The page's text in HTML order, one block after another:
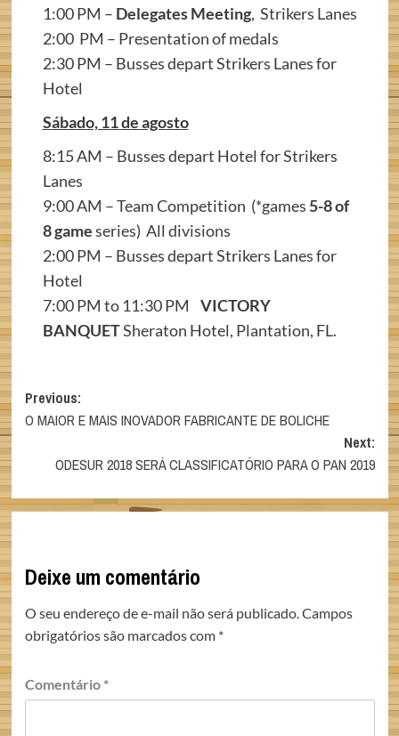
1:00 PM – Delegates Meeting, Strikers Lanes
2:00 PM – Presentation of medals
2:30 PM – Busses depart Strikers Lanes for
Hotel
Sábado, 11 de agosto
8:15 AM – Busses depart Hotel for Strikers
Lanes
9:00 AM – Team Competition (*games 5-8 of
8 gameseries) All divisions
2:00 PM – Busses depart Strikers Lanes for
Hotel
7:00 PM to 11:30 PM VICTORY
BANQUETSheraton Hotel, Plantation, FL.
Post
navigation
Previous:
O MAIOR E MAIS INOVADOR FABRICANTE DE BOLICHE
Next:
ODESUR 2018 SERÁ CLASSIFICATÓRIO PARA O PAN 2019
Deixe um comentário
O seu endereço de e-mail não será publicado.Campos
obrigatórios são marcados com *
Comentário *